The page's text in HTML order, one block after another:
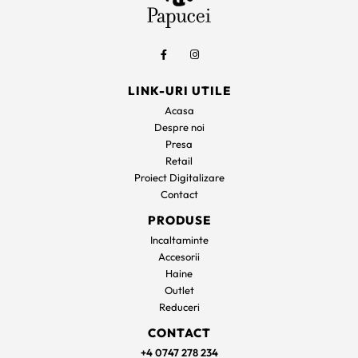
LINK-URI UTILE
Acasa
Despre noi
Presa
Retail
Proiect Digitalizare
Contact
PRODUSE
Incaltaminte
Accesorii
Haine
Outlet
Reduceri
CONTACT
+4 0747 278 234